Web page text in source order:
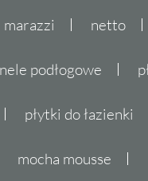
marazzi netto
podłogowe
płytki do łazienki
mocha mousse